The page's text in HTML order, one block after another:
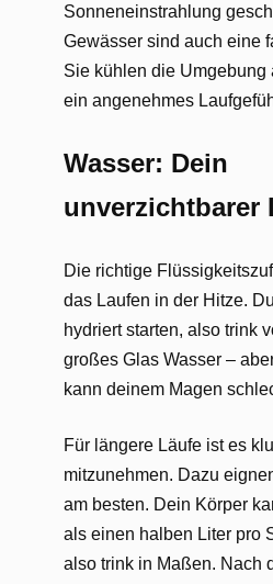
Sonneneinstrahlung
Gewässer sind auch eine
Sie kühlen die Umgebung
ein angenehmes
Wasser: Dein
unverzichtbarer
Die richtige
das Laufen in der Hitze.
hydriert starten, also trink
großes Glas Wasser –
kann deinem Magen
Für längere Läufe ist es
mitzunehmen. Dazu
am besten. Dein Körper
als einen halben Liter pro
also trink in Maßen. Nach